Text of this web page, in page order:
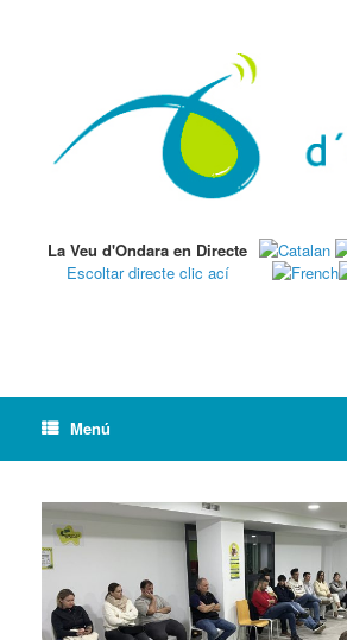
La Veu d'Ondara en Directe
Escoltar directe clic ací
Menú